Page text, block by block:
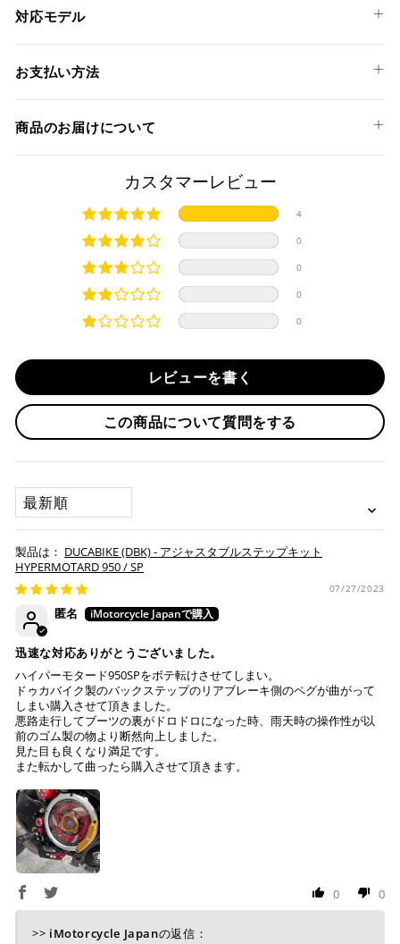
対応モデル
DUCATI
SPORT 1000 '06-07
PAUL SMART '06
お支払い方法
上記クレジットカードをご利用頂けます。
分割払い、リボ払い、3Dセキュア対応カードをご利用の
際は、『クレジットカード決済(3Dセキュア) - SBPS』を
ご選択ください。
対応支払回数について以下の通りです。
・分割払い (3,5,6,10,12,15,18,20,24回)
※ 分割払い、リボ払いは決済金額が税込10,000円以上の
場合のみご利用いただけます。
※ American Expressでの分割払いのご利用には、事前
す。
※ Diners Clubは分割払い非対応のため、一括払い・リ
ボ払いのみご利用頂けます。
※ 手数料、利息はご利用のカード会社の定めによります
ので、事前にご確認ください。
楽天ペイ
いつもの楽天IDとパスワードを使ってスムーズなお支払
いが可能です。
楽天ポイントが貯まる・使える！「簡単」「あんしん」
「お得」な楽天ペイをご利用ください。
※ 楽天ポイントが貯まるのは楽天カード・楽天ポイン
ト・楽天ペイ残高でのお支払いに限ります。
※ 現在楽天ペイでご使用頂けるクレジットカードは
Visa、Mastercard、JCBのみです。
商品のお届けについて
商品発送までの日数について
ご希望商品の在庫状況により異なります。 詳しくは該当商品
選択後に表示される納期をご確認ください。
国内在庫ありの場合
・平日16時までのご注文、お支払い完了で即日発送いたしま
・前払い決済（銀行振込等）の場合、15時までに弊社でのご
入金確認が完了いたしましたら即日発送いたします。
・お取り寄せ商品等を一緒にご注文の場合は、基本的にはお
取り寄せ商品が揃ってからの発送になります。別で発送をご
お取り寄せの場合
・商品ページの納期はあくまで目安になりますので、納期が
早まる場合もございます。
・運送状況や繁忙期の影響により遅れが生じる場合もござい
配送送料について
１回のご注文で商品代金合計が¥11,000(税込）以上の場合
は、送料が無料となります。
※通常送料は¥770(税込)です。
配送会社について
カスタマーレビュー
4
0
0
0
0
レビューを書く
この商品について質問をする
DUCABIKE (DBK) - アジャスタブルステップキット
HYPERMOTARD 950 / SP
07/27/2023
匿名
迅速な対応ありがとうございました。
ハイパーモタード950SPをボテ転けさせてしまい。
ドゥカバイク製のバックステップのリアブレーキ側のペグが曲がって
しまい購入させて頂きました。
悪路走行してブーツの裏がドロドロになった時、雨天時の操作性が以
前のゴム製の物より断然向上しました。
見た目も良くなり満足です。
また転かして曲ったら購入させて頂きます。
0 0
>> iMotorcycle Japanの返信：